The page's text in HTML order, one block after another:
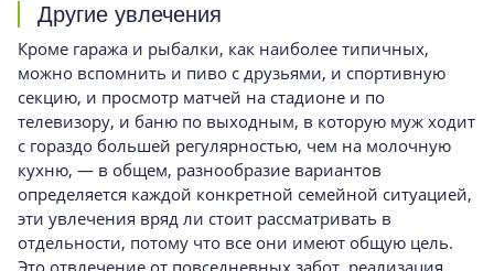
Другие увлечения
Кроме гаража и рыбалки, как наиболее ти­пичных,
можно вспомнить и пиво с друзьями, и спортивную
секцию, и просмотр матчей на ста­дионе и по
телевизору, и баню по выходным, в которую муж ходит
с гораздо большей регуляр­ностью, чем на молочную
кухню, — в общем, разнообразие вариантов
определяется каждой конкретной семейной ситуацией,
эти увлече­ния вряд ли стоит рассматривать в
отдельнос­ти, потому что все они имеют общую цель.
Это отвлечение от повседневных забот, реализация